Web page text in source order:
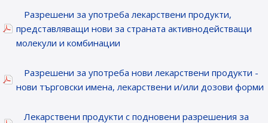
Разрешени за употреба лекарствени продукти,
представляващи нови за страната активнодействащи
молекули и комбинации
Разрешени за употреба нови лекарствени продукти -
нови търговски имена, лекарствени и/или дозови форми
Лекарствени продукти с подновени разрешения за